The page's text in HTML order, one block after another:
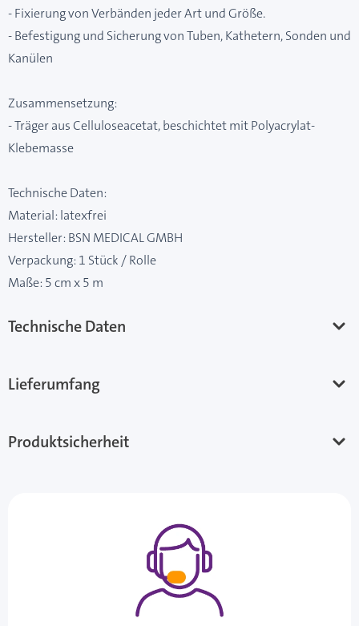
- Fixierung von Verbänden jeder Art und Größe.
- Befestigung und Sicherung von Tuben, Kathetern, Sonden und
Kanülen
Zusammensetzung:
- Träger aus Celluloseacetat, beschichtet mit Polyacrylat-
Klebemasse
Technische Daten:
Material: latexfrei
Hersteller: BSN MEDICAL GMBH
Verpackung: 1 Stück / Rolle
Maße: 5 cm x 5 m
Technische Daten
Lieferumfang
Produktsicherheit